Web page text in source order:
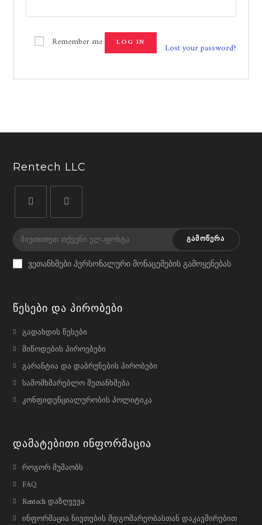
Remember me LOG IN Lost your password?
Rentech LLC
in
new
in
new
ᲒᲐᲛᲝᲬᲔᲠᲐ
ვეთანხმები პერსონალური მონაცემების გამოყენებას
Წესები Და Პირობები
გადახდის წესები
მიწოდების პიროებები
გარანტია და დაბრუნების პირობები
სამომხმარებლო შეთანხმება
კონფიდენციალურობის პოლიტიკა
Დამატებითი Ინფორმაცია
როგორ მუშაობს
FAQ
Rentech დაზღვევა
ინფორმაცია ნივთების მდგომარეობასთან დაკავშირებით